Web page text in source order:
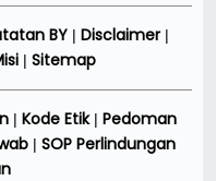
BY| Disclaimer|
Sitemap
| Kode Etik| Pedoman
| SOP Perlindungan